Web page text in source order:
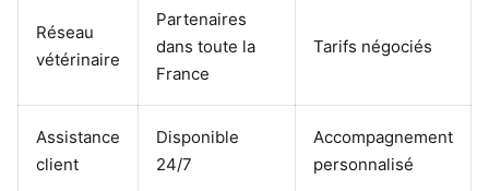
Réseau
vétérinaire
Partenaires
dans toute la
France
Tarifs négociés
Assistance
client
Disponible
24/7
Accompagnement
personnalisé